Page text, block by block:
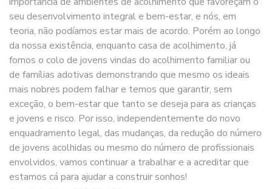
seu desenvolvimento integral e bem-estar, e nós, em
teoria, não podíamos estar mais de acordo. Porém ao longo
da nossa existência, enquanto casa de acolhimento, já
fomos o colo de jovens vindas do acolhimento familiar ou
de famílias adotivas demonstrando que mesmo os ideais
mais nobres podem falhar e temos que garantir, sem
exceção, o bem-estar que tanto se deseja para as crianças
e jovens e risco. Por isso, independentemente do novo
enquadramento legal, das mudanças, da redução do número
de jovens acolhidas ou mesmo do número de profissionais
envolvidos, vamos continuar a trabalhar e a acreditar que
estamos cá para ajudar a construir sonhos!